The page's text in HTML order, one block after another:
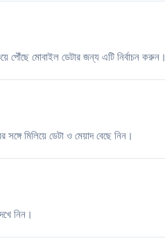
মোবাইল ডেটার জন্য এটি নির্বাচন করুন।
মিলিয়ে ডেটা ও মেয়াদ বেছে নিন।
নিন।